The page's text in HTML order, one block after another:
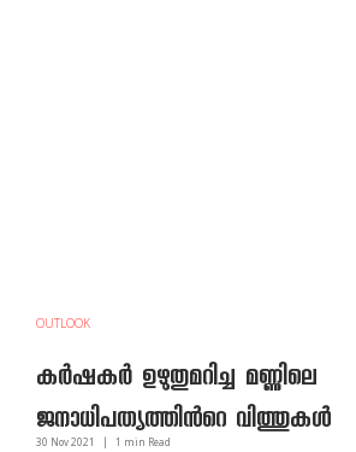
OUTLOOK
കര്‍ഷകര്‍ ഉഴുതുമറിച്ച മണ്ണിലെ
ജനാധിപത്യത്തിന്‍റെ വിത്തുകള്‍
30 Nov 2021 1 min Read